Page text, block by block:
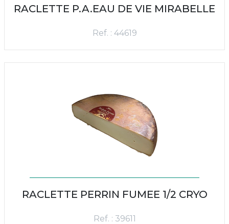
RACLETTE P.A.EAU DE VIE MIRABELLE
Ref. : 44619
RACLETTE PERRIN FUMEE 1/2 CRYO
Ref. : 39611